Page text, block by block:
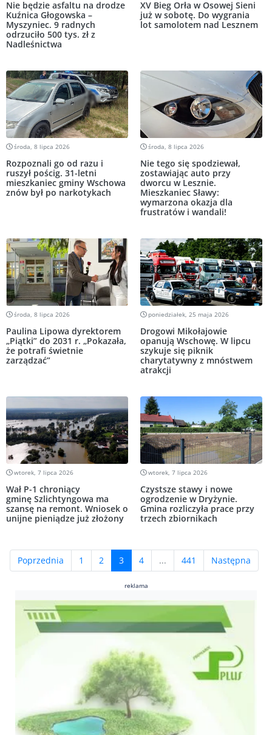
Nie będzie asfaltu na drodze
Kuźnica Głogowska –
Myszyniec. 9 radnych
odrzuciło 500 tys. zł z
Nadleśnictwa
XV Bieg Orła w Osowej Sieni
już w sobotę. Do wygrania
lot samolotem nad Lesznem
środa, 8 lipca 2026
Rozpoznali go od razu i
ruszył pościg. 31-letni
mieszkaniec gminy Wschowa
znów był po narkotykach
środa, 8 lipca 2026
Nie tego się spodziewał,
zostawiając auto przy
dworcu w Lesznie.
Mieszkaniec Sławy:
wymarzona okazja dla
frustratów i wandali!
środa, 8 lipca 2026
Paulina Lipowa dyrektorem
„Piątki” do 2031 r. „Pokazała,
że potrafi świetnie
zarządzać”
poniedziałek, 25 maja 2026
Drogowi Mikołajowie
opanują Wschowę. W lipcu
szykuje się piknik
charytatywny z mnóstwem
atrakcji
wtorek, 7 lipca 2026
Wał P-1 chroniący
gminę Szlichtyngowa ma
szansę na remont. Wniosek o
unijne pieniądze już złożony
wtorek, 7 lipca 2026
Czystsze stawy i nowe
ogrodzenie w Dryżynie.
Gmina rozliczyła prace przy
trzech zbiornikach
Poprzednia 1 2 3(current)
4 ... 441 Następna
reklama